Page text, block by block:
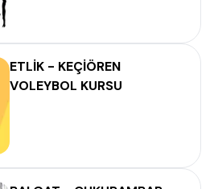
ETLİK - KEÇİÖREN
VOLEYBOL KURSU